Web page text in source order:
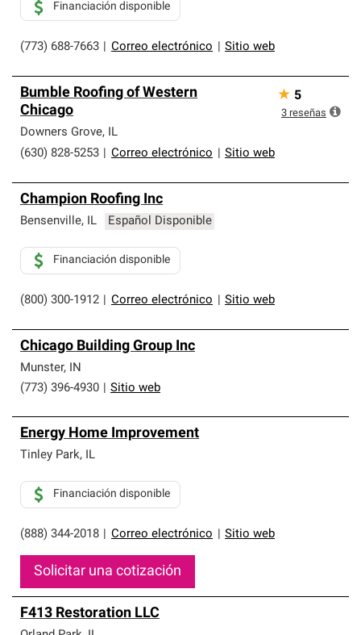
(773) 688-7663 Correo electrónico Sitio web
Financiación disponible
Bumble Roofing of Western
Chicago
Downers Grove, IL
(630) 828-5253
Correo electrónico Sitio web
★ 5
3 reseñas
Champion Roofing Inc
Bensenville, IL Español Disponible
(800) 300-1912 Correo electrónico Sitio web
Financiación disponible
Chicago Building Group Inc
Munster, IN
(773) 396-4930
Sitio web
Energy Home Improvement
Tinley Park, IL
(888) 344-2018 Correo electrónico Sitio web
Financiación disponible
Solicitar una cotización
F413 Restoration LLC